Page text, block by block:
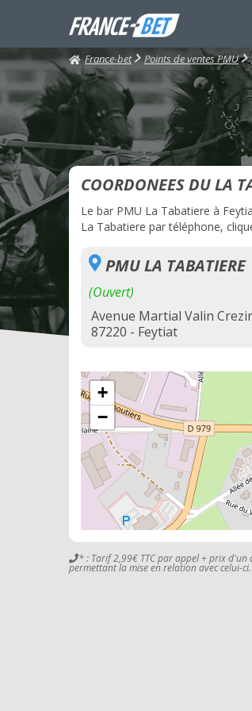
France-bet Points de ventes PMU
COORDONEES DU LA
Le bar PMU La Tabatiere à
La Tabatiere par téléphone,
PMU LA TABATIERE
(Ouvert)
Avenue Martial Valin
87220 - Feytiat
+
−
* : Tarif 2,99€ TTC par appel + prix
permettant la mise en relation avec celui-